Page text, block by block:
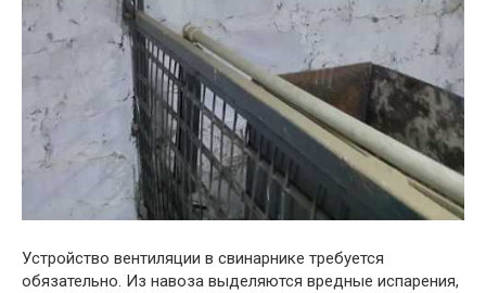
Устройство вентиляции в свинарнике требуется
обязательно. Из навоза выделяются вредные испарения,